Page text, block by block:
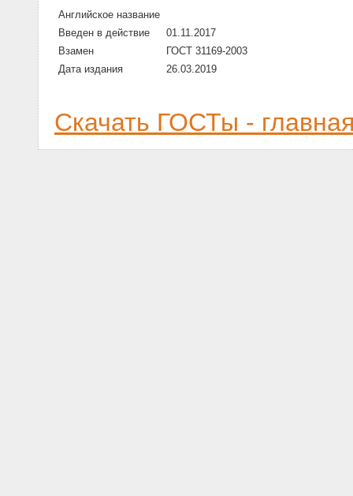
Английское название
Введен в действие
01.11.2017
Взамен
ГОСТ 31169-2003
Дата издания
26.03.2019
Скачать ГОСТы -